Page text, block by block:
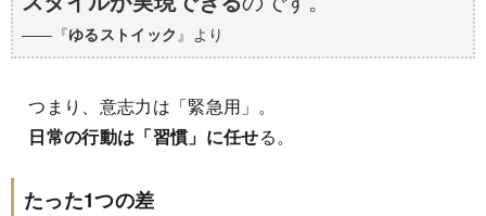
――『ゆるストイック 』より
つまり、意志力は「緊急用」。
日常の行動は「習慣」に任せる。
たった1つの差